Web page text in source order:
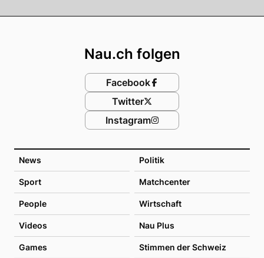
News Politik
Sport Matchcenter
People Wirtschaft
Videos Nau Plus
Games Stimmen der Schweiz
Nau.ch folgen
Facebook
Twitter
Instagram